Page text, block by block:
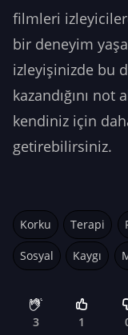
filmleri
bir deneyim
izleyişinizde bu
kazandığını not
kendiniz için
getirebilirsiniz.
Korku Terapi
Sosyal Kaygı
3 1